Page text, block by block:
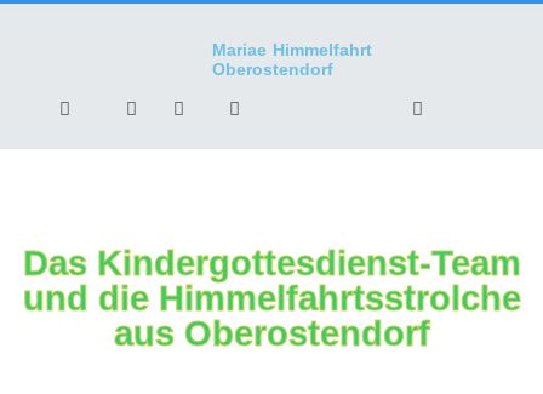
Mariae Himmelfahrt
Oberostendorf
Das Kindergottesdienst-Team
und die Himmelfahrtsstrolche
aus Oberostendorf